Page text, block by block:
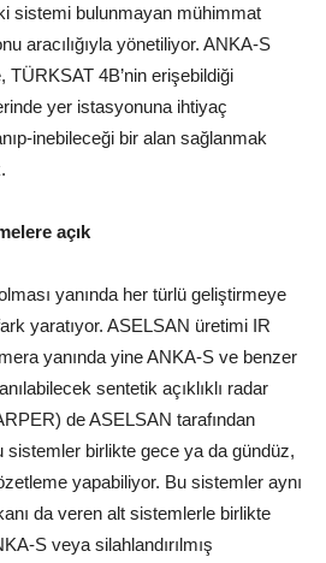
sistemi bulunmayan mühimmat
aracılığıyla yönetiliyor. ANKA-S
TÜRKSAT 4B’nin erişebildiği
yer istasyonuna ihtiyaç
inebileceği bir alan sağlanmak
açık
yanında her türlü geliştirmeye
yaratıyor. ASELSAN üretimi IR
yanında yine ANKA-S ve benzer
sentetik açıklıklı radar
de ASELSAN tarafından
sistemler birlikte gece ya da gündüz,
yapabiliyor. Bu sistemler aynı
da veren alt sistemlerle birlikte
S veya silahlandırılmış